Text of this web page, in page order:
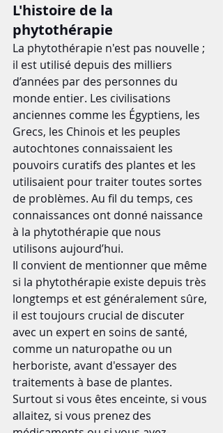
L'histoire de la
phytothérapie
La phytothérapie n'est pas nouvelle ;
il est utilisé depuis des milliers
d’années par des personnes du
monde entier. Les civilisations
anciennes comme les Égyptiens, les
Grecs, les Chinois et les peuples
autochtones connaissaient les
pouvoirs curatifs des plantes et les
utilisaient pour traiter toutes sortes
de problèmes. Au fil du temps, ces
connaissances ont donné naissance
à la phytothérapie que nous
utilisons aujourd’hui.
Il convient de mentionner que même
si la phytothérapie existe depuis très
longtemps et est généralement sûre,
il est toujours crucial de discuter
avec un expert en soins de santé,
comme un naturopathe ou un
herboriste, avant d'essayer des
traitements à base de plantes.
Surtout si vous êtes enceinte, si vous
allaitez, si vous prenez des